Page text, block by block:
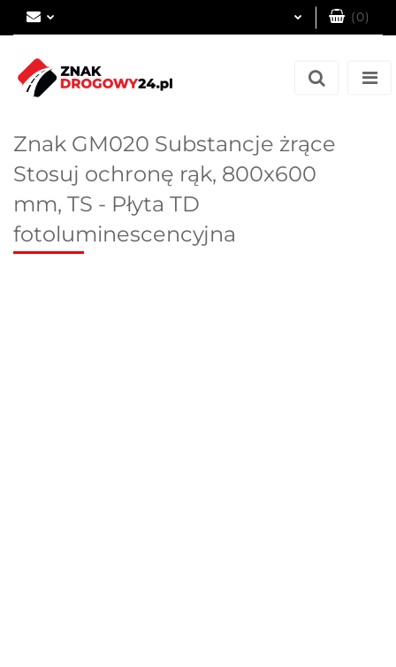
(0)
Znak GM020 Substancje żrące
Stosuj ochronę rąk, 800x600
mm, TS - Płyta TD
fotoluminescencyjna